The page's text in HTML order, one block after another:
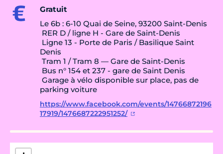
Gratuit
Le 6b : 6-10 Quai de Seine, 93200 Saint-Denis
RER D / ligne H - Gare de Saint-Denis
Ligne 13 - Porte de Paris / Basilique Saint
Denis
Tram 1 / Tram 8 — Gare de Saint-Denis
Bus n° 154 et 237 - gare de Saint Denis
Garage à vélo disponible sur place, pas de
parking voiture
https://www.facebook.com/events/14766872196
17919/1476687222951252/